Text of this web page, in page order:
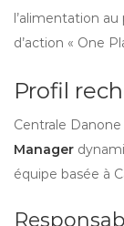
l’alimentation
d’action « One
Profil
Centrale
Manager
équipe basée à